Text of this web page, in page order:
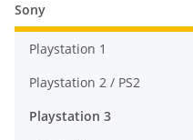
Sony
Playstation 1
Playstation 2 / PS2
Playstation 3